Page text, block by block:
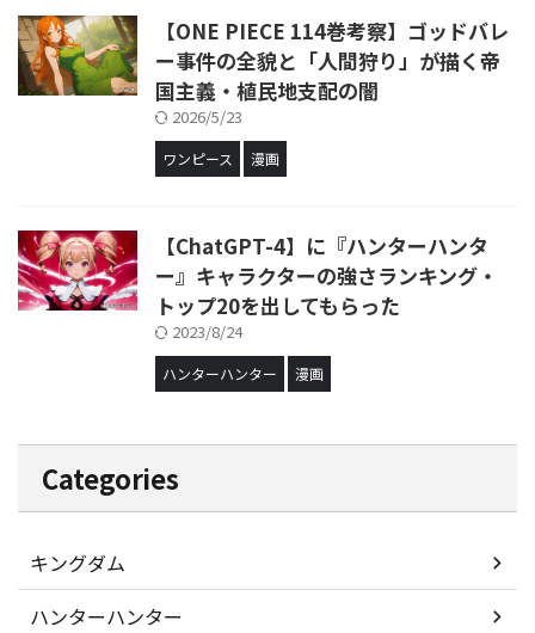
【ONE PIECE 114巻考察】ゴッドバレ
ー事件の全貌と「人間狩り」が描く帝
国主義・植民地支配の闇
2026/5/23
ワンピース 漫画
【ChatGPT-4】に『ハンターハンタ
ー』キャラクターの強さランキング・
トップ20を出してもらった
2023/8/24
ハンターハンター 漫画
Categories
キングダム
ハンターハンター